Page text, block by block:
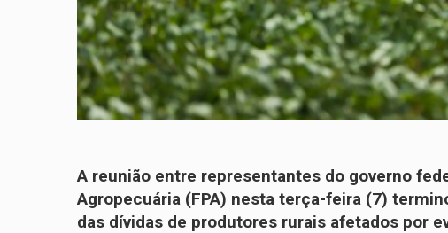
A reunião entre representantes do governo
Agropecuária (FPA) nesta terça-feira (7)
das dívidas de produtores rurais afetados por